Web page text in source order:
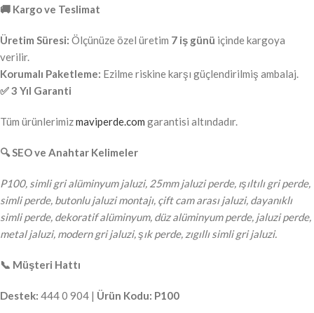
🚚 Kargo ve Teslimat
Üretim Süresi: Ölçünüze özel üretim 7 iş günü içinde kargoya
verilir.
Korumalı Paketleme: Ezilme riskine karşı güçlendirilmiş ambalaj.
✅ 3 Yıl Garanti
Tüm ürünlerimizmaviperde.com garantisi altındadır.
🔍 SEO ve Anahtar Kelimeler
P100, simli gri alüminyum jaluzi, 25mm jaluzi perde, ışıltılı gri perde,
simli perde, butonlu jaluzi montajı, çift cam arası jaluzi, dayanıklı
simli perde, dekoratif alüminyum, düz alüminyum perde, jaluzi perde,
metal jaluzi, modern gri jaluzi, şık perde, zıgıllı simli gri jaluzi.
📞 Müşteri Hattı
Destek: 444 0 904 | Ürün Kodu: P100